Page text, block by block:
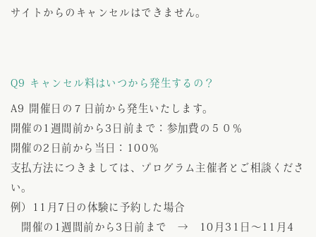
サイトからのキャンセルはできません。
Q9 キャンセル料はいつから発生するの？
A9 開催日の７日前から発生いたします。
開催の1週間前から3日前まで：参加費の５０％
開催の2日前から当日：100％
支払方法につきましては、プログラム主催者とご相談くださ
い。
例）11月7日の体験に予約した場合
開催の1週間前から3日前まで → 10月31日～11月4